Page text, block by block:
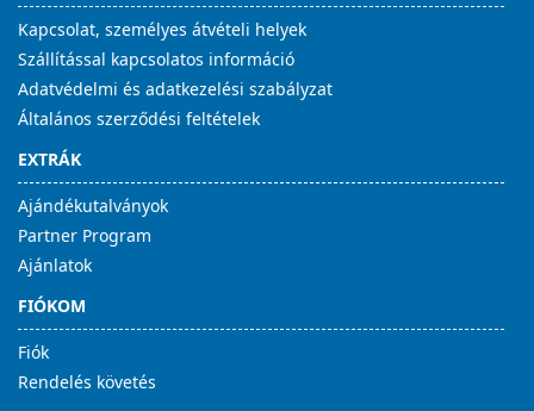
Kapcsolat, személyes átvételi helyek
Szállítással kapcsolatos információ
Adatvédelmi és adatkezelési szabályzat
Általános szerződési feltételek
EXTRÁK
Ajándékutalványok
Partner Program
Ajánlatok
FIÓKOM
Fiók
Rendelés követés